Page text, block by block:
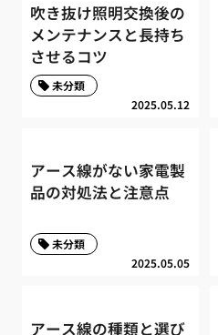
吹き抜け照明交換後の
メンテナンスと長持ち
させるコツ
2025.05.12
未分類
アース線がない家電製
品の対処法と注意点
2025.05.05
未分類
アース線の種類と選び